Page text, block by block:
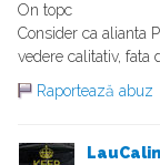
On topc
Consider ca alianta
vedere calitativ, fata
Raportează abuz
LauCalin